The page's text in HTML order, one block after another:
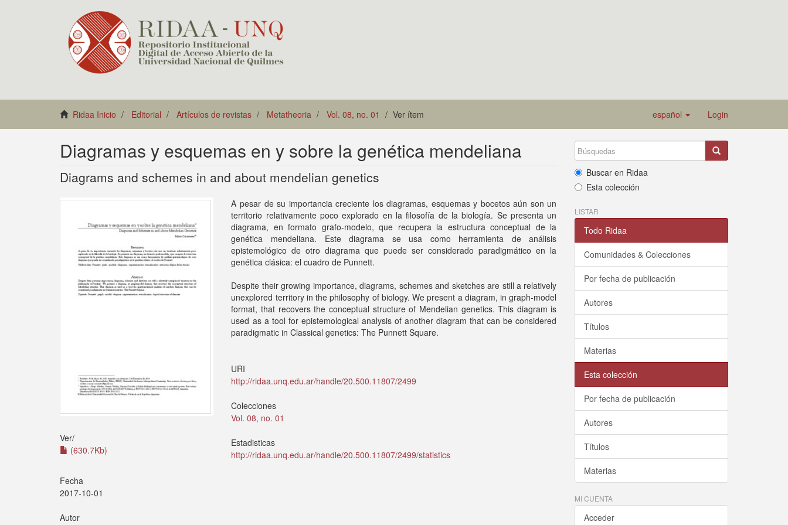
Ridaa Inicio Editorial Artículos de revistas Metatheoria Vol. 08, no. 01 Ver ítem español Login
Diagramas y esquemas en y sobre la genética mendeliana
Diagrams and schemes in and about mendelian genetics
Ver/
(630.7Kb)
Fecha
2017-10-01
Autor
A pesar de su importancia creciente los diagramas, esquemas y bocetos aún son un
territorio relativamente poco explorado en la filosofía de la biología. Se presenta un
diagrama, en formato grafo-modelo, que recupera la estructura conceptual de la
genética mendeliana. Este diagrama se usa como herramienta de análisis
epistemológico de otro diagrama que puede ser considerado paradigmático en la
genética clásica: el cuadro de Punnett.
Despite their growing importance, diagrams, schemes and sketches are still a relatively
unexplored territory in the philosophy of biology. We present a diagram, in graph-model
format, that recovers the conceptual structure of Mendelian genetics. This diagram is
used as a tool for epistemological analysis of another diagram that can be considered
paradigmatic in Classical genetics: The Punnett Square.
URI
http://ridaa.unq.edu.ar/handle/20.500.11807/2499
Colecciones
Vol. 08, no. 01
Estadisticas
http://ridaa.unq.edu.ar/handle/20.500.11807/2499/statistics
Buscar en Ridaa
Esta colección
LISTAR
Todo Ridaa
Comunidades & Colecciones
Por fecha de publicación
Autores
Títulos
Materias
Esta colección
Por fecha de publicación
Autores
Títulos
Materias
MI CUENTA
Acceder